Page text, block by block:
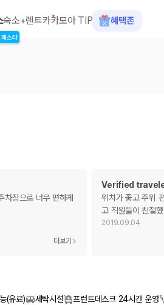
여행 인원에 맞는 차종별 가격을 비교합니
한도를 비교합니다.
함께 확인합니다.
페스타
숙소+렌트카카모아 TIP 혜택존
차장으로 너무 편하게
더보기
Verified
위치가 좋고 주위
고 직원들이 친절했
2019.09.04
(유료) 세탁시설 프런트데스크 24시간 운영